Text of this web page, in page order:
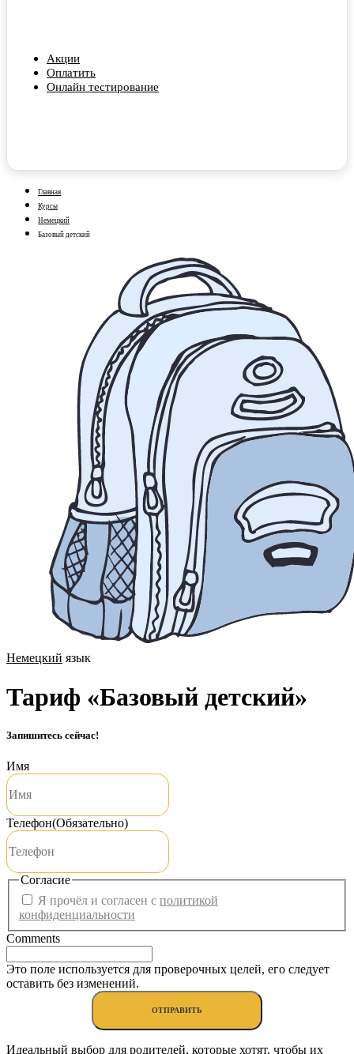
Акции
Оплатить
Онлайн тестирование
Главная
Курсы
Немецкий
Базовый детский
Немецкий язык
Тариф «Базовый детский»
Запишитесь сейчас!
Имя
Телефон(Обязательно)
Согласие
Я прочёл и согласен с политикой
конфиденциальности
Comments
Это поле используется для проверочных целей, его следует
оставить без изменений.
Идеальный выбор для родителей, которые хотят, чтобы их